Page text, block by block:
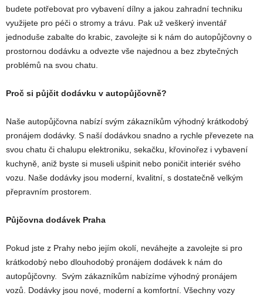
budete potřebovat pro vybavení dílny a jakou zahradní techniku
využijete pro péči o stromy a trávu. Pak už veškerý inventář
jednoduše zabalte do krabic, zavolejte si k nám do autopůjčovny o
prostornou dodávku a odvezte vše najednou a bez zbytečných
problémů na svou chatu.
Proč si půjčit dodávku v autopůjčovně?
Naše autopůjčovna nabízí svým zákazníkům výhodný krátkodobý
pronájem dodávky. S naší dodávkou snadno a rychle převezete na
svou chatu či chalupu elektroniku, sekačku, křovinořez i vybavení
kuchyně, aniž byste si museli ušpinit nebo poničit interiér svého
vozu. Naše dodávky jsou moderní, kvalitní, s dostatečně velkým
přepravním prostorem.
Půjčovna dodávek Praha
Pokud jste z Prahy nebo jejím okolí, neváhejte a zavolejte si pro
krátkodobý nebo dlouhodobý pronájem dodávek k nám do
autopůjčovny. Svým zákazníkům nabízíme výhodný pronájem
vozů. Dodávky jsou nové, moderní a komfortní. Všechny vozy